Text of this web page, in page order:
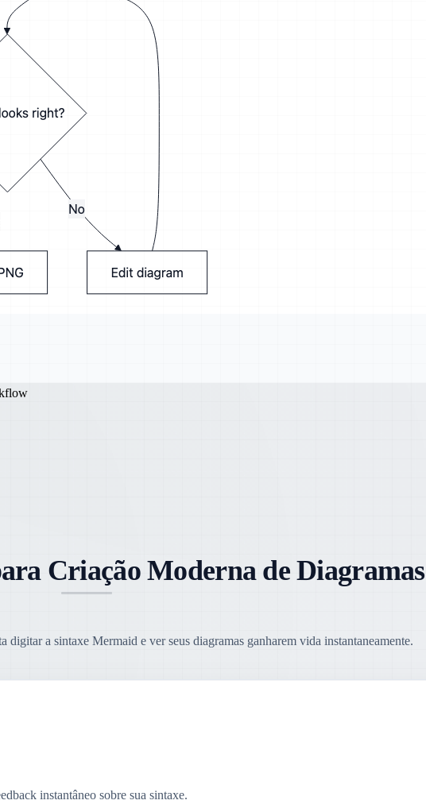
Criação Moderna de Diagramas
digitar a sintaxe Mermaid e ver seus diagramas ganharem vida instantaneamente.
instantâneo sobre sua sintaxe.